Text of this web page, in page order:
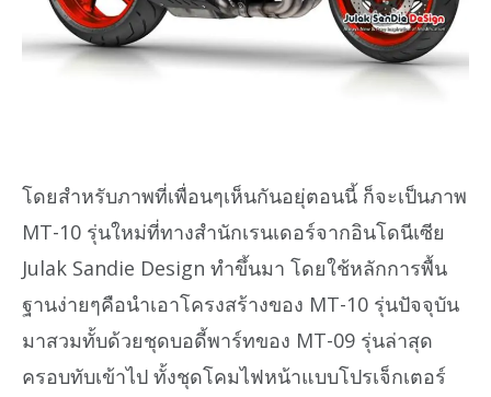
โดยสำหรับภาพที่เพื่อนๆเห็นกันอยุ่ตอนนี้ ก็จะเป็นภาพ
MT-10 รุ่นใหม่ที่ทางสำนักเรนเดอร์จากอินโดนีเซีย
Julak Sandie Design ทำขึ้นมา โดยใช้หลักการพื้น
ฐานง่ายๆคือนำเอาโครงสร้างของ MT-10 รุ่นปัจจุบัน
มาสวมทั้บด้วยชุดบอดี้พาร์ทของ MT-09 รุ่นล่าสุด
ครอบทับเข้าไป ทั้งชุดโคมไฟหน้าแบบโปรเจ็กเตอร์